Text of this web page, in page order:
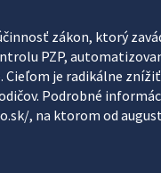
zákon, ktorý
PZP,
je radikálne
Podrobné
, na ktorom od